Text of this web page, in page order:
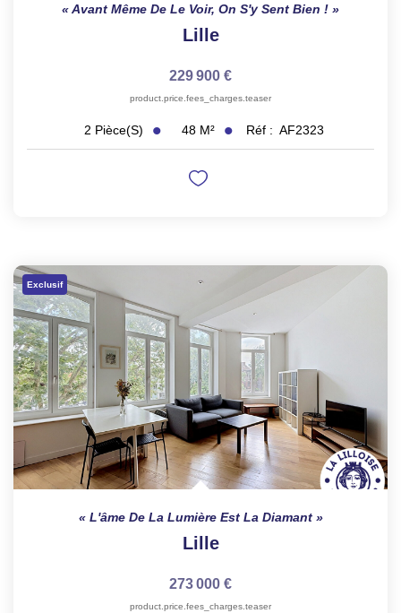
Avant Même De Le Voir, On S'y Sent Bien !
Lille
229 900 €
product.price.fees_charges.teaser
2 Pièce(s) 48 M² Réf : AF2323
Exclusif
L'âme De La Lumière Est La Diamant
Lille
273 000 €
product.price.fees_charges.teaser